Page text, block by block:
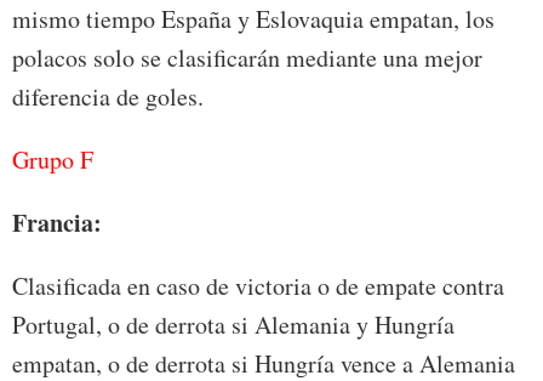
mismo tiempo España y Eslovaquia empatan, los
polacos solo se clasificarán mediante una mejor
diferencia de goles.
Grupo F
Francia:
Clasificada en caso de victoria o de empate contra
Portugal, o de derrota si Alemania y Hungría
empatan, o de derrota si Hungría vence a Alemania